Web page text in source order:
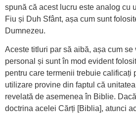
spună că acest lucru este analog cu
Fiu și Duh Sfânt, așa cum sunt
Dumnezeu.
Aceste titluri par să aibă, așa cum se
personal și sunt în mod evident
pentru care termenii trebuie calificați
utilizare provine din faptul că
revelată de asemenea în Biblie.
doctrina acelei Cărți [Biblia], atunci